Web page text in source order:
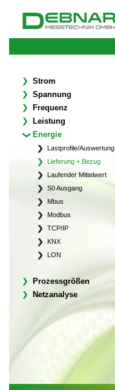
Strom
Spannung
Frequenz
Leistung
Energie
Lastprofile/Auswertung
Lieferung + Bezug
Laufender Mittelwert
S0 Ausgang
Mbus
Modbus
TCP/IP
KNX
LON
Prozessgrößen
Netzanalyse